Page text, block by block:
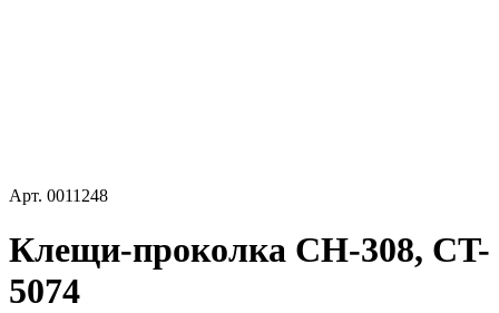
Арт. 0011248
Клещи-проколка CH-308, CT-
5074